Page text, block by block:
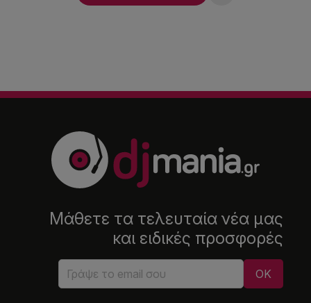
Μάθετε τα τελευταία νέα μας
και ειδικές προσφορές